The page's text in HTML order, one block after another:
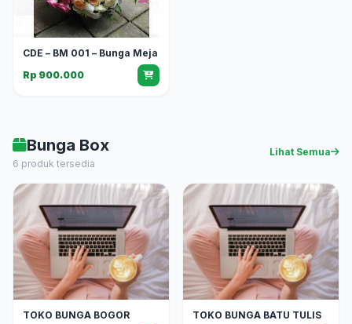
CDE – BM 001 – Bunga Meja
Rp 900.000
Bunga Box
6 produk tersedia
Lihat Semua
TOKO BUNGA BOGOR
TOKO BUNGA BATU TULIS